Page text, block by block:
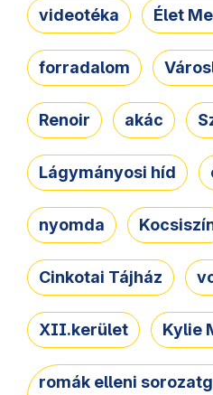
videotéka Élet
forradalom
Renoir akác
Lágymányosi híd
nyomda
Cinkotai Tájház
XII.kerület Kylie
romák elleni